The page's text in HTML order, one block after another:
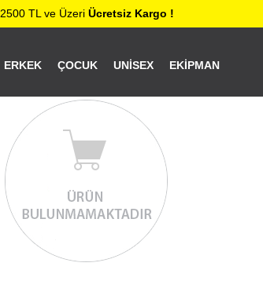
2500 TL ve Üzeri Ücretsiz Kargo !
ERKEK ÇOCUK UNISEX EKIPMAN